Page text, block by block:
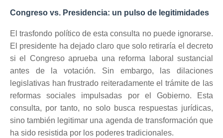
Congreso vs. Presidencia: un pulso de legitimidades
El trasfondo político de esta consulta no puede ignorarse.
El presidente ha dejado claro que solo retiraría el decreto
si el Congreso aprueba una reforma laboral sustancial
antes de la votación. Sin embargo, las dilaciones
legislativas han frustrado reiteradamente el trámite de las
reformas sociales impulsadas por el Gobierno. Esta
consulta, por tanto, no solo busca respuestas jurídicas,
sino también legitimar una agenda de transformación que
ha sido resistida por los poderes tradicionales.